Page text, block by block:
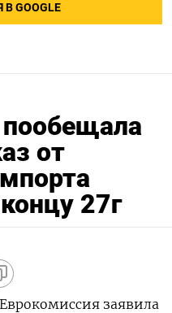
GOOGLE
от
27г
заявила